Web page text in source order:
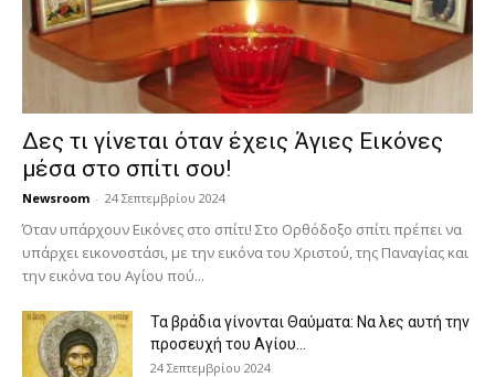
Δες τι γίνεται όταν έχεις Άγιες Εικόνες
μέσα στο σπίτι σου!
Newsroom - 24 Σεπτεμβρίου 2024
Όταν υπάρχουν Εικόνες στο σπίτι! Στο Ορθόδοξο σπίτι πρέπει να
υπάρχει εικονοστάσι, με την εικόνα του Χριστού, της Παν­αγίας και
την εικόνα του Αγίου πού...
Τα βράδια γίνονται Θαύματα: Να λες αυτή την
προσευχή του Αγίου...
24 Σεπτεμβρίου 2024